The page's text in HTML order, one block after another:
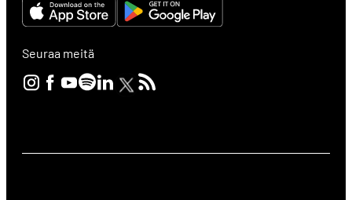
Seuraa meitä